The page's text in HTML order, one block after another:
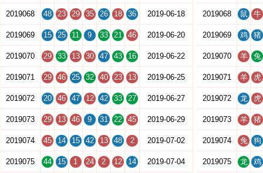
2019068 48 23 29 35 26 18 36 2019-06-18
2019069 15 25 11 9 33 21 46 2019-06-20
2019070 29 33 13 30 47 43 16 2019-06-22
2019071 29 46 25 32 40 23 13 2019-06-25
2019072 20 46 47 12 42 33 27 2019-06-27
2019073 29 13 46 9 31 22 45 2019-06-29
2019074 45 14 15 42 13 48 2 2019-07-02
2019075 44 15 1 24 2 12 14 2019-07-04
2019068 鼠 牛
2019069 鸡 猪
2019070 羊 兔
2019071 羊 虎
2019072 龙 虎
2019073 羊 猪
2019074 兔 狗
2019075 龙 鸡